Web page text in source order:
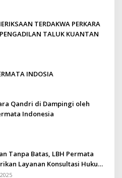
TERDAKWA PERKARA
TALUK KUANTAN
INDOSIA
Qandri di Dampingi oleh
Indonesia
Tanpa Batas, LBH Permata
Layanan Konsultasi Hukum
Mampu